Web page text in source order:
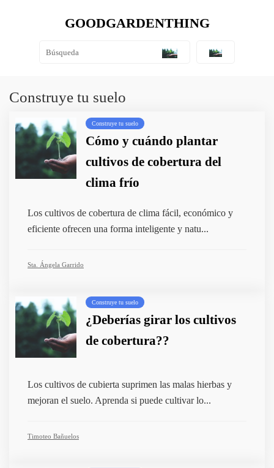
GOODGARDENTHING
Construye tu suelo
Construye tu suelo
Cómo y cuándo plantar
cultivos de cobertura del
clima frío
Los cultivos de cobertura de clima fácil, económico y
eficiente ofrecen una forma inteligente y natu...
Sta. Ángela Garrido
Construye tu suelo
¿Deberías girar los cultivos
de cobertura??
Los cultivos de cubierta suprimen las malas hierbas y
mejoran el suelo. Aprenda si puede cultivar lo...
Timoteo Bañuelos